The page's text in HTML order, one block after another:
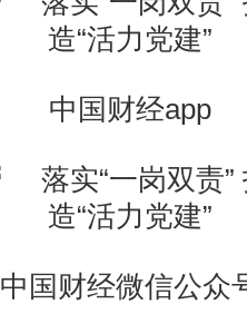
中国财经app
中国财经微信公众